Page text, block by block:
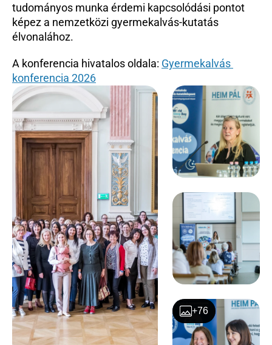
tudományos munka érdemi kapcsolódási pontot
képez a nemzetközi gyermekalvás-kutatás
élvonalához.
A konferencia hivatalos oldala: Gyermekalvás
konferencia 2026
+76